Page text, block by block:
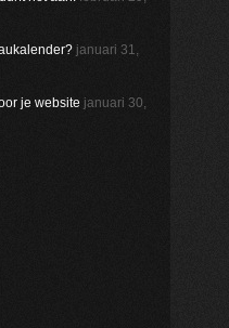
januari 31,
je website januari 30,